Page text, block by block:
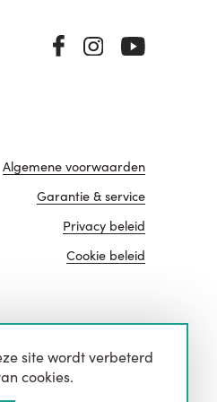
Algemene voorwaarden
Garantie & service
Privacy beleid
Cookie beleid
website door
site wordt verbeterd
cookies.